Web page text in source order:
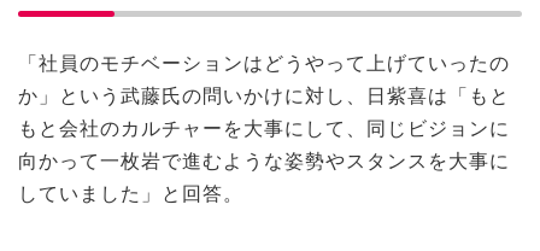
「社員のモチベーションはどうやって上げていったの
か」という武藤氏の問いかけに対し、日紫喜は「もと
もと会社のカルチャーを大事にして、同じビジョンに
向かって一枚岩で進むような姿勢やスタンスを大事に
していました」と回答。